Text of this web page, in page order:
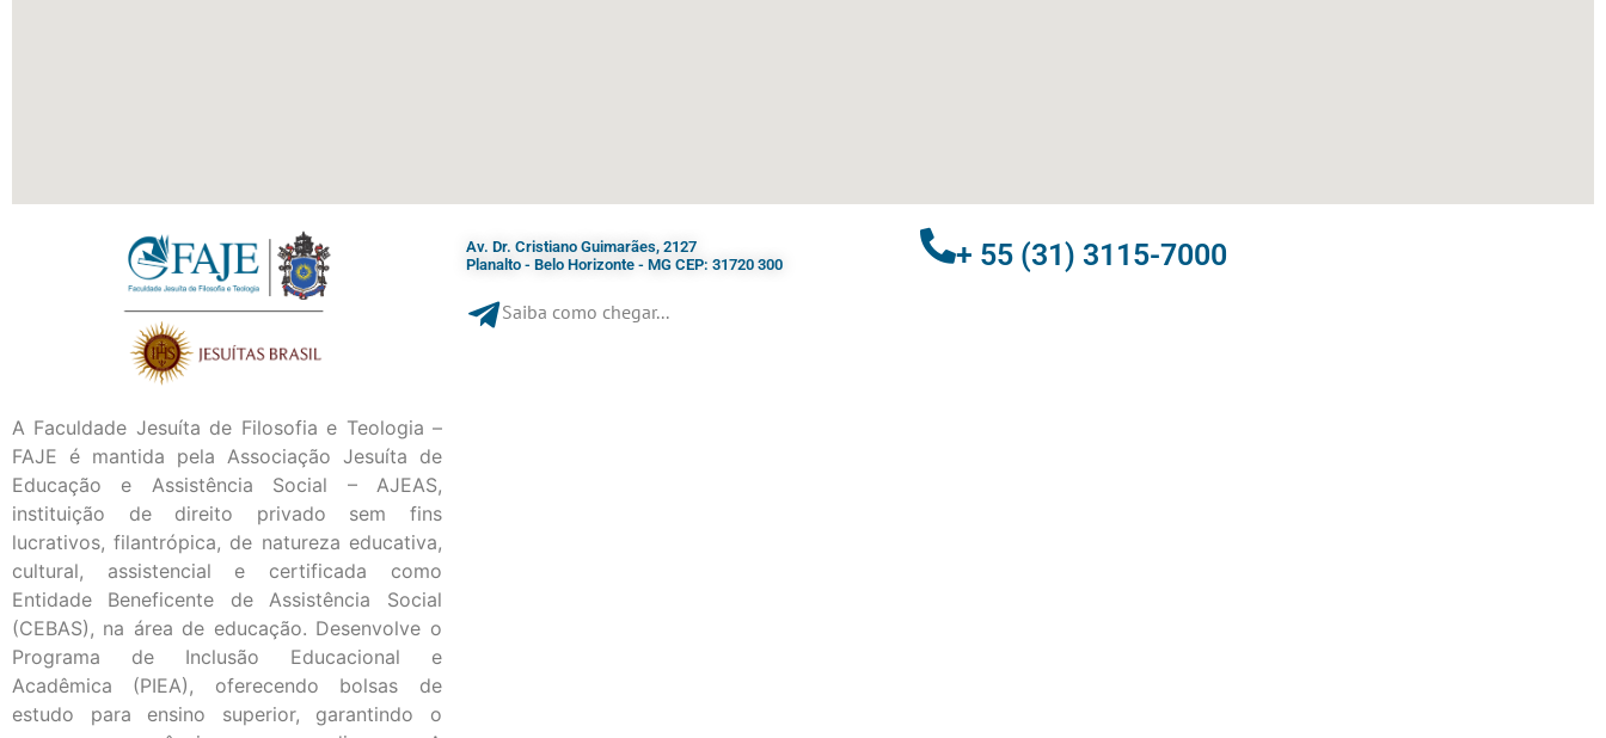
A Faculdade Jesuíta de Filosofia e Teologia –
FAJE é mantida pela Associação Jesuíta de
Educação e Assistência Social – AJEAS,
instituição de direito privado sem fins
lucrativos, filantrópica, de natureza educativa,
cultural, assistencial e certificada como
Entidade Beneficente de Assistência Social
(CEBAS), na área de educação. Desenvolve o
Programa de Inclusão Educacional e
Acadêmica (PIEA), oferecendo bolsas de
estudo para ensino superior, garantindo o
Av. Dr. Cristiano Guimarães, 2127
Planalto - Belo Horizonte - MG CEP: 31720 300
Saiba como chegar...
+ 55 (31) 3115-7000​